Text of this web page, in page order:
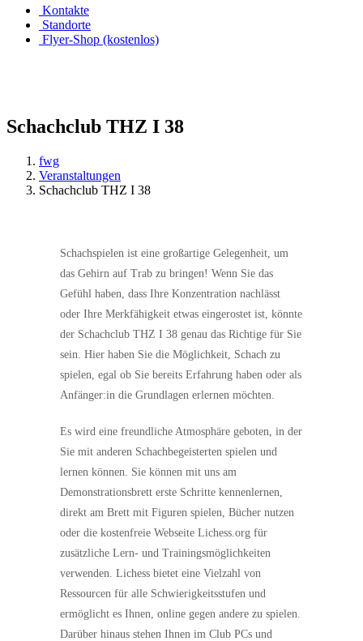
Kontakte
Standorte
Flyer-Shop (kostenlos)
Schachclub THZ I 38
fwg
Veranstaltungen
Schachclub THZ I 38
Schachspielen ist eine großartige Gelegenheit, um
das Gehirn auf Trab zu bringen! Wenn Sie das
Gefühl haben, dass Ihre Konzentration nachlässt
oder Ihre Merkfähigkeit etwas eingerostet ist, könnte
der Schachclub THZ I 38 genau das Richtige für Sie
sein. Hier haben Sie die Möglichkeit, Schach zu
spielen, egal ob Sie bereits Erfahrung haben oder als
Anfänger:in die Grundlagen erlernen möchten.
Es wird eine freundliche Atmosphäre geboten, in der
Sie mit anderen Schachbegeisterten spielen und
lernen können. Sie können mit uns am
Demonstrationsbrett erste Schritte kennenlernen,
direkt am Brett mit Figuren spielen, Bücher nutzen
oder die kostenfreie Webseite Lichess.org für
zusätzliche Lern- und Trainingsmöglichkeiten
verwenden. Lichess bietet eine Vielzahl von
Ressourcen für alle Schwierigkeitsstufen und
ermöglicht es Ihnen, online gegen andere zu spielen.
Darüber hinaus stehen Ihnen im Club PCs und